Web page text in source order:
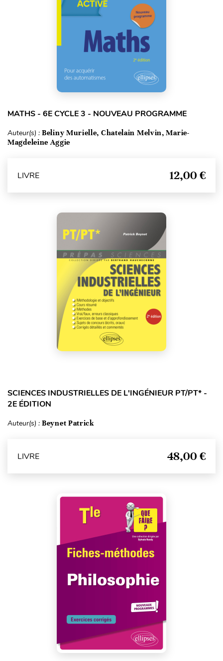
MATHS - 6E CYCLE 3 - NOUVEAU PROGRAMME
Auteur(s) : Beliny Murielle, Chatelain Melvin, Marie-
Magdeleine Aggie
LIVRE 12,00 €
SCIENCES INDUSTRIELLES DE L'INGÉNIEUR PT/PT* -
2E ÉDITION
Auteur(s) : Beynet Patrick
LIVRE 48,00 €